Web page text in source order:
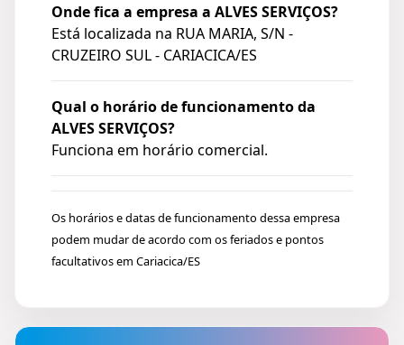
Onde fica a empresa a ALVES SERVIÇOS?
Está localizada na RUA MARIA, S/N -
CRUZEIRO SUL - CARIACICA/ES
Qual o horário de funcionamento da
ALVES SERVIÇOS?
Funciona em horário comercial.
Os horários e datas de funcionamento dessa empresa
podem mudar de acordo com os feriados e pontos
facultativos em Cariacica/ES